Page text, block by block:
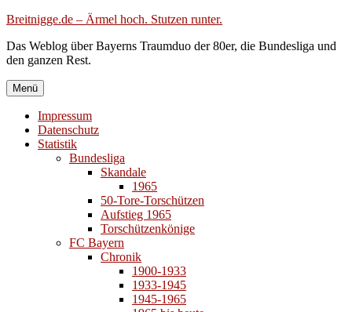
Zum
springen
Breitnigge.de – Ärmel hoch. Stutzen runter.
Das Weblog über Bayerns Traumduo der 80er, die Bundesliga und
den ganzen Rest.
Menü
Impressum
Datenschutz
Statistik
Bundesliga
Skandale
1965
50-Tore-Torschützen
Aufstieg 1965
Torschützenkönige
FC Bayern
Chronik
1900-1933
1933-1945
1945-1965